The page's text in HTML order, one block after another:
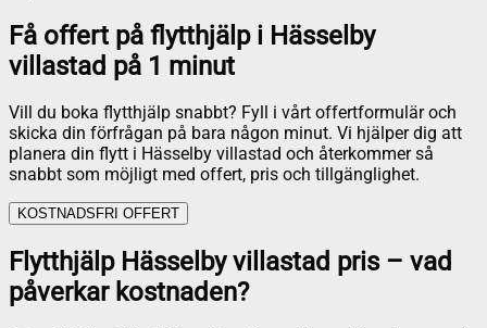
Få offert på flytthjälp i Hässelby
villastad på 1 minut
Vill du boka flytthjälp snabbt? Fyll i vårt offertformulär och
skicka din förfrågan på bara någon minut. Vi hjälper dig att
planera din flytt i Hässelby villastad och återkommer så
snabbt som möjligt med offert, pris och tillgänglighet.
KOSTNADSFRI OFFERT
Flytthjälp Hässelby villastad pris – vad
påverkar kostnaden?